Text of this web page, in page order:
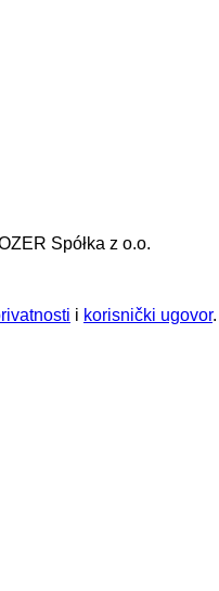
Spółka z o.o.
i korisnički ugovor.